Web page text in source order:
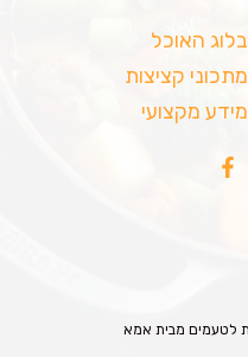
בלוג האוכל
מתכוני קציצות
מידע מקצועי